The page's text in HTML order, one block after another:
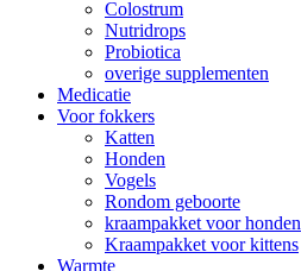
Colostrum
Nutridrops
Probiotica
overige supplementen
Medicatie
Voor fokkers
Katten
Honden
Vogels
Rondom geboorte
kraampakket voor honden
Kraampakket voor kittens
Warmte